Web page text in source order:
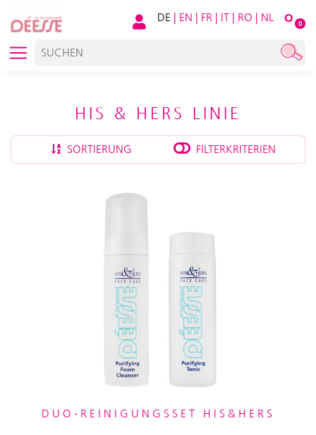
O 0
DE | EN | FR | IT | RO | NL
HIS & HERS LINIE
SORTIERUNG FILTERKRITERIEN
DUO-REINIGUNGSSET HIS&HERS